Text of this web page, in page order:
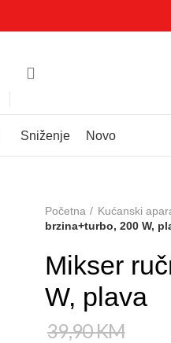
Sniženje Novo
Početna Kućanski
brzina+turbo, 200 W,
Mikser
W, plava
39,90KM